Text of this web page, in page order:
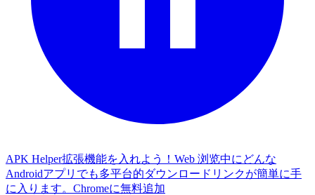
APK Helper拡張機能を入れよう！Web 浏览中にどんな
Androidアプリでも多平台的ダウンロードリンクが簡単に手
に入ります。 Chromeに無料追加